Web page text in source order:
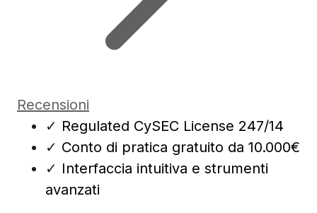
Recensioni
✓ Regulated CySEC License 247/14
✓ Conto di pratica gratuito da 10.000€
✓ Interfaccia intuitiva e strumenti
avanzati